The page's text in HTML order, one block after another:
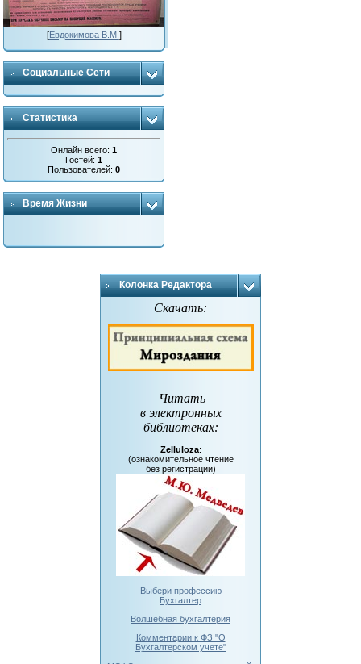
[Евдокимова В.М. ]
Социальные Сети
Статистика
Онлайн всего:1
Гостей:1
Пользователей:0
Время Жизни
Колонка Редактора
Скачать:
Читать
в электронных
библиотеках:
Zelluloza:
(ознакомительное чтение
без регистрации)
Выбери профессию
Бухгалтер
Волшебная бухгалтерия
Комментарии к ФЗ "О
Бухгалтерском учете"